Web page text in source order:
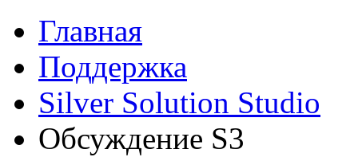
Главная
Поддержка
Silver Solution Studio
Обсуждение S3